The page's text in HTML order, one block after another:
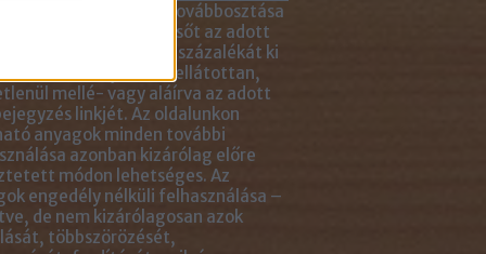
linkkel történő továbbosztása
lehetséges, sőt az adott
lévő tartalom 5 százalékát ki
idézőjelekkel ellátottan,
mellé- vagy aláírva az adott
linkjét. Az oldalunkon
anyagok minden további
azonban kizárólag előre
módon lehetséges. Az
engedély nélküli felhasználása –
de nem kizárólagosan azok
többszörözését,